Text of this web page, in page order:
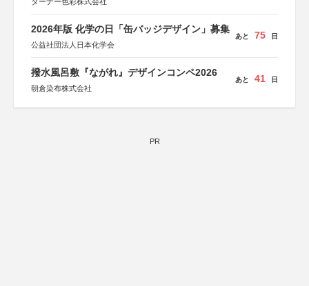
2026年版 化学の日「缶バッジデザイン」募集
公益社団法人日本化学会
あと 75 日
撥水風呂敷『ながれ』デザインコンペ2026
朝倉染布株式会社
あと 41 日
PR